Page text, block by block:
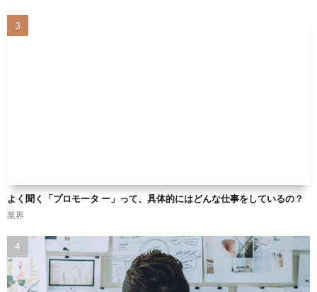
よく聞く「プロモータ ー」って、具体的にはどんな仕事をしているの？
業界